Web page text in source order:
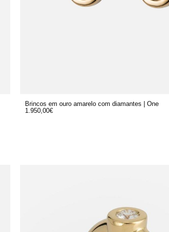
Brincos em ouro amarelo com diamantes | One
1.950,00€